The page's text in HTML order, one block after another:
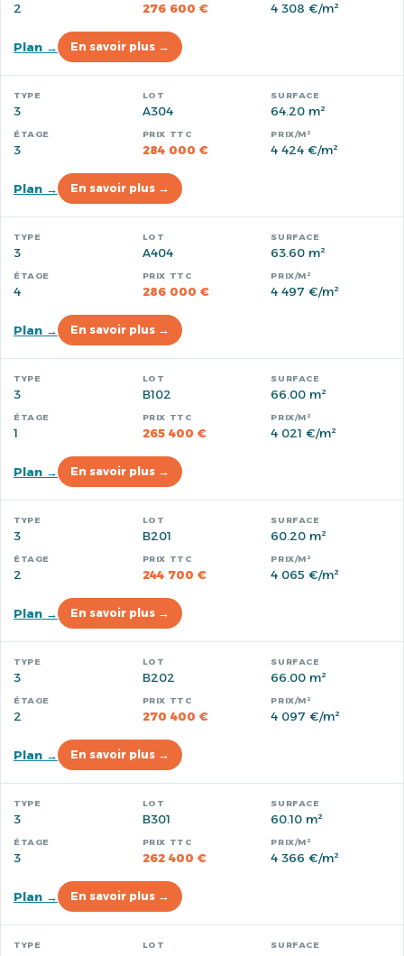
2 276 600 € 4 308 €/m²
Plan → En savoir plus →
3 A304 64.20 m²
3 284 000 € 4 424 €/m²
Plan → En savoir plus →
3 A404 63.60 m²
4 286 000 € 4 497 €/m²
Plan → En savoir plus →
3 B102 66.00 m²
1 265 400 € 4 021 €/m²
Plan → En savoir plus →
3 B201 60.20 m²
2 244 700 € 4 065 €/m²
Plan → En savoir plus →
3 B202 66.00 m²
2 270 400 € 4 097 €/m²
Plan → En savoir plus →
3 B301 60.10 m²
3 262 400 € 4 366 €/m²
Plan → En savoir plus →